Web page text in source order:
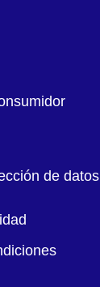
de datos